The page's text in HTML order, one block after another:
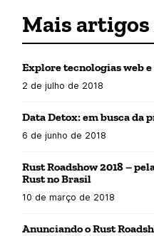
Mais artigos
Explore tecnologias web
2 de julho de 2018
Data Detox: em busca da
6 de junho de 2018
Rust Roadshow 2018 –
Rust no Brasil
10 de março de 2018
Anunciando o Rust